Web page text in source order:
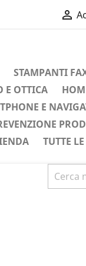

STAMPANTI
E OTTICA
E
TUTTE